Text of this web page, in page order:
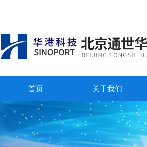
首页 关于我们